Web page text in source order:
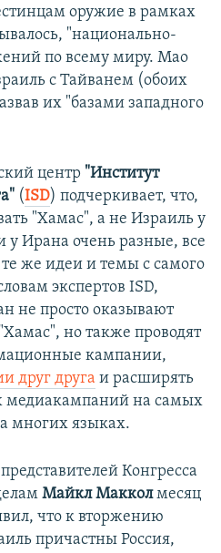
оружие в рамках
"национально-
по всему миру. Мао
с Тайванем (обоих
их "базами западного
центр "Институт
(ISD) подчеркивает, что,
"Хамас", а не Израиль у
у Ирана очень разные, все
же идеи и темы с самого
экспертов ISD,
не просто оказывают
но также проводят
кампании,
друг друга и расширять
медиакампаний на самых
многих языках.
Конгресса
Майкл Макколмесяц
что к вторжению
причастны Россия,